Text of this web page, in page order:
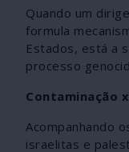
Quando um
formula
Estados, está a
processo
Contaminação
Acompanhando
israelitas e